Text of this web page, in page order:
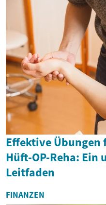
Effektive
Hüft-OP-Reha: Ein
Leitfaden
FINANZEN